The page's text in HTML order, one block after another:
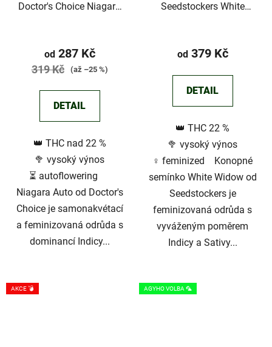
Doctor's Choice Niagara
hodnocení
produktu
z
hvězdiček.
od287 Kč
319 Kč (až –25 %)
DETAIL
👑 THC nad 22 %
🥦 vysoký výnos
⏳ autoflowering
Niagara Auto od Doctor's
Choice je samonakvétací
a feminizovaná odrůda s
dominancí Indicy...
Seedstockers White
hodnocení
5,0
5
hvězdiček.
od379 Kč
DETAIL
👑 THC 22 %
🥦 vysoký výnos
♀️ feminized Konopné
semínko White Widow od
Seedstockers je
feminizovaná odrůda s
vyváženým poměrem
Indicy a Sativy...
AKCE 💣 AGYHO VOLBA 🦜